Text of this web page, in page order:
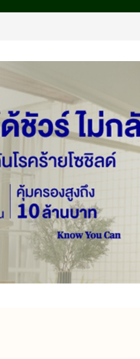
ดตัวบัตรเครดิต ttb absolute